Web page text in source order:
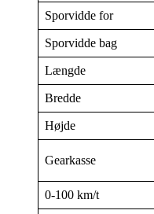
Sporvidde for
Sporvidde bag
Længde
Bredde
Højde
Gearkasse
0-100 km/t